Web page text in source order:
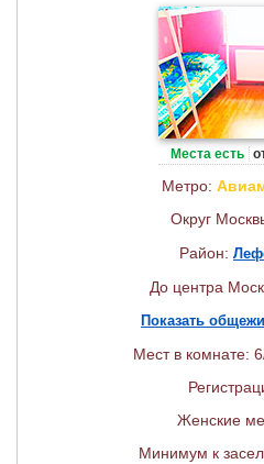
Места есть
Метро:
Округ
Район:
До центра
Показать
Мест в комнате:
Женские
Минимум к